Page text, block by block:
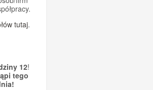
tutaj.
12!
tego